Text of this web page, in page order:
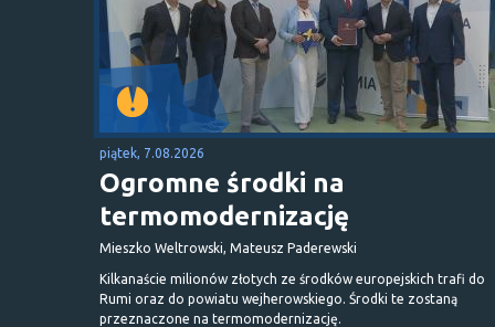
piątek, 7.08.2026
Ogromne środki na
termomodernizację
Mieszko Weltrowski, Mateusz Paderewski
Kilkanaście milionów złotych ze środków europejskich trafi do
Rumi oraz do powiatu wejherowskiego. Środki te zostaną
przeznaczone na termomodernizację.